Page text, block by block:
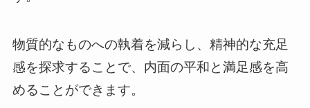
物質的なものへの執着を減らし、精神的な充足
感を探求することで、内面の平和と満足感を高
めることができます。